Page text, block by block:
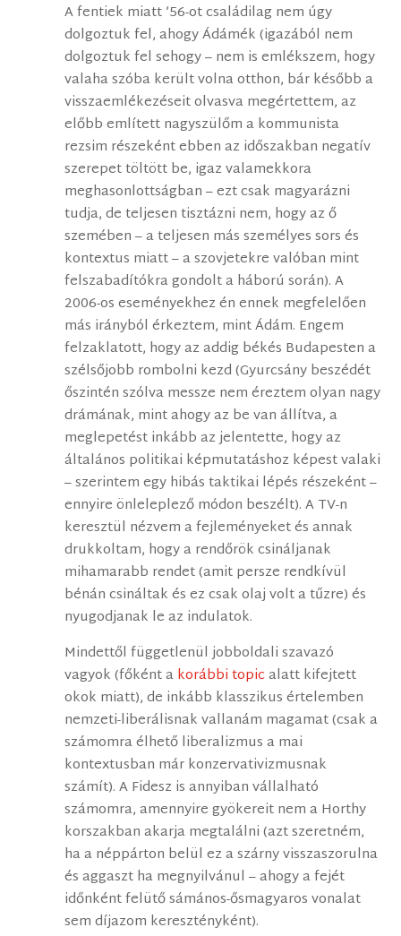
A fentiek miatt ’56-ot családilag nem úgy
dolgoztuk fel, ahogy Ádámék (igazából nem
dolgoztuk fel sehogy – nem is emlékszem, hogy
valaha szóba került volna otthon, bár később a
visszaemlékezéseit olvasva megértettem, az
előbb említett nagyszülőm a kommunista
rezsim részeként ebben az időszakban negatív
szerepet töltött be, igaz valamekkora
meghasonlottságban – ezt csak magyarázni
tudja, de teljesen tisztázni nem, hogy az ő
szemében – a teljesen más személyes sors és
kontextus miatt – a szovjetekre valóban mint
felszabadítókra gondolt a háború során). A
2006-os eseményekhez én ennek megfelelően
más irányból érkeztem, mint Ádám. Engem
felzaklatott, hogy az addig békés Budapesten a
szélsőjobb rombolni kezd (Gyurcsány beszédét
őszintén szólva messze nem éreztem olyan nagy
drámának, mint ahogy az be van állítva, a
meglepetést inkább az jelentette, hogy az
általános politikai képmutatáshoz képest valaki
– szerintem egy hibás taktikai lépés részeként –
ennyire önleleplező módon beszélt). A TV-n
keresztül nézvem a fejleményeket és annak
drukkoltam, hogy a rendőrök csináljanak
mihamarabb rendet (amit persze rendkívül
bénán csináltak és ez csak olaj volt a tűzre) és
nyugodjanak le az indulatok.
Mindettől függetlenül jobboldali szavazó
vagyok (főként akorábbi topicalatt kifejtett
okok miatt), de inkább klasszikus értelemben
nemzeti-liberálisnak vallanám magamat (csak a
számomra élhető liberalizmus a mai
kontextusban már konzervativizmusnak
számít). A Fidesz is annyiban vállalható
számomra, amennyire gyökereit nem a Horthy
korszakban akarja megtalálni (azt szeretném,
ha a néppárton belül ez a szárny visszaszorulna
és aggaszt ha megnyilvánul – ahogy a fejét
időnként felütő sámános-ősmagyaros vonalat
sem díjazom keresztényként).